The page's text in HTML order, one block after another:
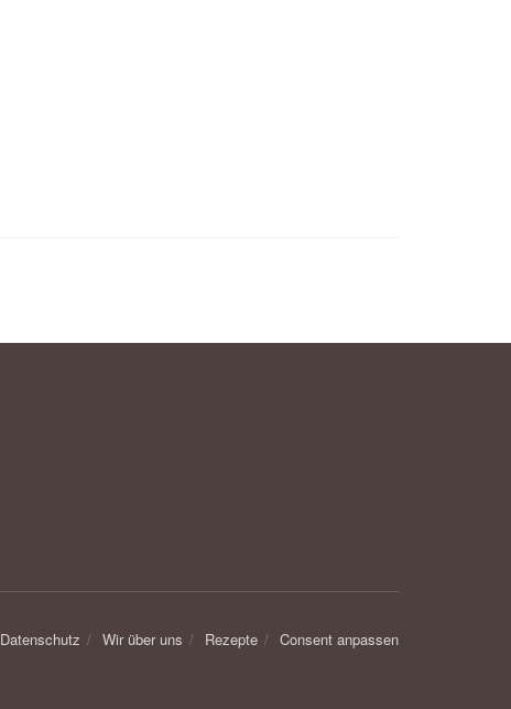
Datenschutz Wir über uns Rezepte Consent anpassen